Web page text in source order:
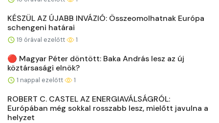
KÉSZÜL AZ ÚJABB INVÁZIÓ: Összeomolhatnak Európa
schengeni határai
19 órával ezelőtt 1
🔴 Magyar Péter döntött: Baka András lesz az új
köztársasági elnök?
1 nappal ezelőtt 1
ROBERT C. CASTEL AZ ENERGIAVÁLSÁGRÓL:
Európában még sokkal rosszabb lesz, mielőtt javulna a
helyzet